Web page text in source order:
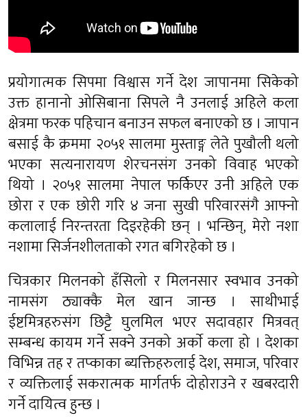
प्रयोगात्मक सिपमा विश्वास गर्ने देश जापानमा सिकेको
उक्त हानानो ओसिबाना सिपले नै उनलाई अहिले कला
क्षेत्रमा फरक पहिचान बनाउन सफल बनाएको छ । जापान
बसाई कै क्रममा २०५१ सालमा मुस्ताङ्ग लेते पुखौली थलो
भएका सत्यनारायण शेरचनसंग उनको विवाह भएको
थियो । २०५१ सालमा नेपाल फर्किएर उनी अहिले एक
छोरा र एक छोरी गरि ४ जना सुखी परिवारसंगै आफ्नो
कलालाई निरन्तरता दिइरहेकी छन् । भन्छिन्, मेरो नशा
नशामा सिर्जनशीलताको रगत बगिरहेको छ ।
चित्रकार मिलनको हँसिलो र मिलनसार स्वभाव उनको
नामसंग ठ्याक्कै मेल खान जान्छ । साथीभाई
ईष्टमित्रहरुसंग छिट्टै घुलमिल भएर सदावहार मित्रवत्
सम्बन्ध कायम गर्ने सक्ने उनको अर्काे कला हो । देशका
विभिन्न तह र तप्काका ब्यक्तिहरुलाई देश, समाज, परिवार
र व्यक्तिलाई सकरात्मक मार्गतर्फ दोहोराउने र खबरदारी
गर्ने दायित्व हुन्छ ।